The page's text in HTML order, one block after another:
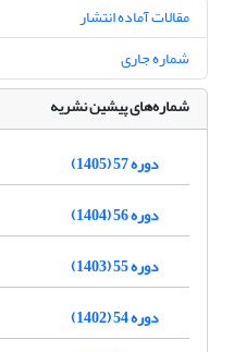
مقالات آماده انتشار
شماره جاری
شماره‌های پیشین نشریه
دوره 57 (1405)
دوره 56 (1404)
دوره 55 (1403)
دوره 54 (1402)